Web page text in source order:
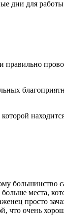
больше места,
просто
что очень